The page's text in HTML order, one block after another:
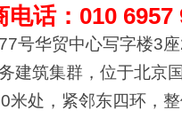
电话：010 6957
号华贸中心写字楼3
建筑集群，位于北京
米处，紧邻东四环，